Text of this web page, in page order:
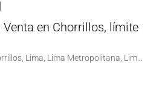
en Chorrillos, límite
Lima, Lima Metropolitana, Lima, 15054, Perú